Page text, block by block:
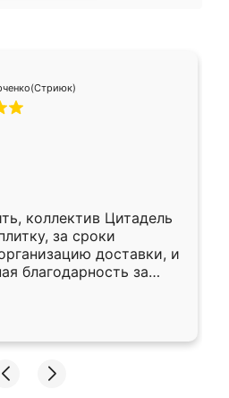
коллектив Цитадель
за сроки
доставки, и
благодарность за
за два дня 70 кв,